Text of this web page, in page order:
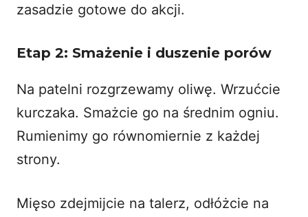
zasadzie gotowe do akcji.
Etap 2: Smażenie i duszenie porów
Na patelni rozgrzewamy oliwę. Wrzućcie
kurczaka. Smażcie go na średnim ogniu.
Rumienimy go równomiernie z każdej
strony.
Mięso zdejmijcie na talerz, odłóżcie na